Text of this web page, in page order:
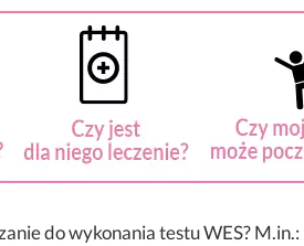
do wykonania testu WES? M.in.: